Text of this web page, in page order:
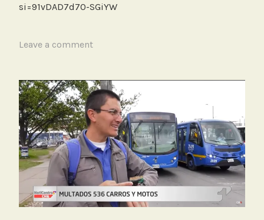
si=91vDAD7d70-SGiYW
T
g
e
d
C
a
l
i
a
Leave a comment